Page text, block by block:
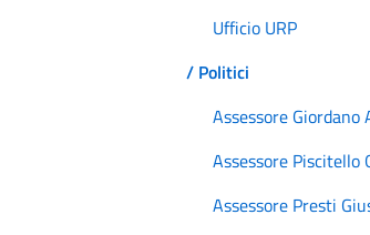
Ufficio URP
/ Politici
Assessore Giordano
Assessore Piscitello
Assessore Presti